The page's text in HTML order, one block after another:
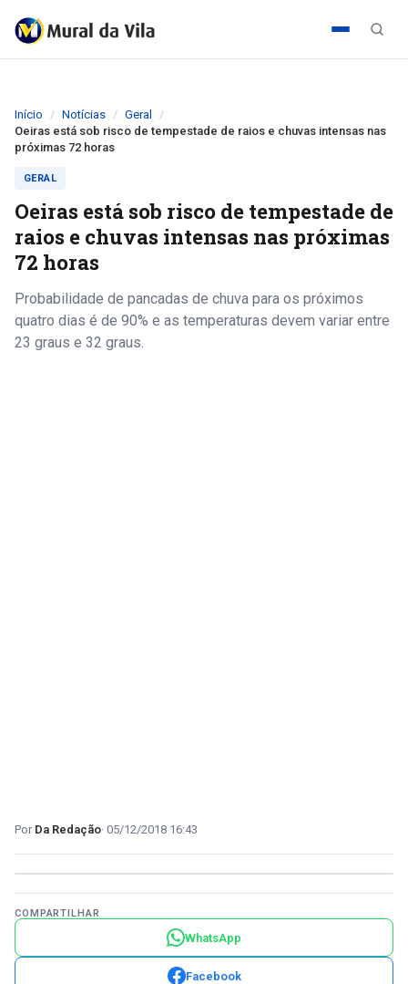
Início Notícias
Geral
Oeiras está sob risco de tempestade de raios e chuvas intensas nas
próximas 72 horas
GERAL
Oeiras está sob risco de tempestade de
raios e chuvas intensas nas próximas
72 horas
Probabilidade de pancadas de chuva para os próximos
quatro dias é de 90% e as temperaturas devem variar entre
23 graus e 32 graus.
Da Redação 05/12/2018 16:43
COMPARTILHAR
WhatsApp
Facebook